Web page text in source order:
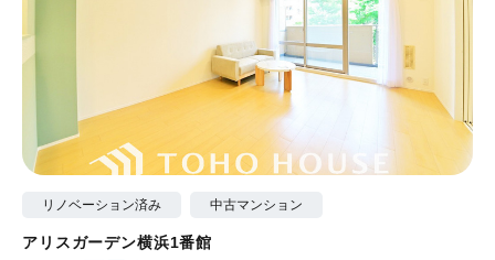
リノベーション済み 中古マンション
アリスガーデン横浜1番館